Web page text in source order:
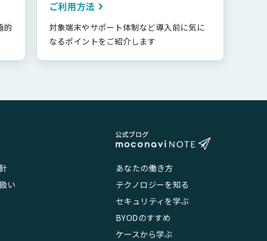
的
ご利用方法
対象端末やサポート体制など導入前に気に
なるポイントをご紹介します
い
あなたの働き方
テクノロジーを知る
セキュリティを学ぶ
BYODのすすめ
ケースから学ぶ